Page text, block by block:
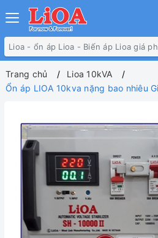
Trang chủ
Lioa 10kVA
Ổn áp LIOA 10kva nặng bao nhiêu